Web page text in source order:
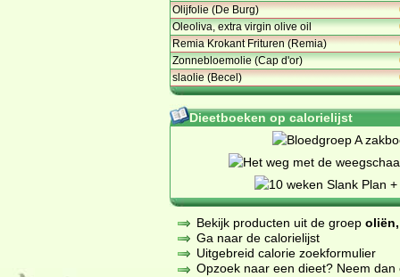
Olijfolie (De Burg)
Oleoliva, extra virgin olive oil
Remia Krokant Frituren (Remia)
Zonnebloemolie (Cap d'or)
slaolie (Becel)
Dieetboeken op calorielijst
Bekijk producten uit de groep
Ga naar de calorielijst
Uitgebreid calorie zoekformulier
Opzoek naar een dieet? Neem